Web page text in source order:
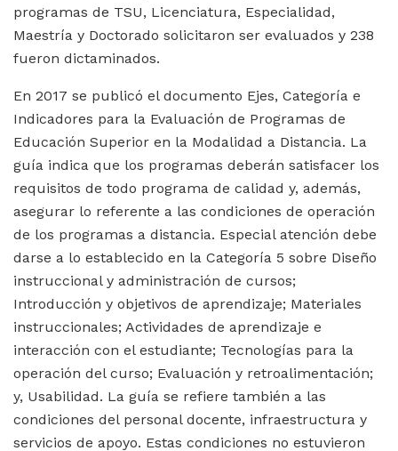
programas de TSU, Licenciatura, Especialidad,
Maestría y Doctorado solicitaron ser evaluados y 238
fueron dictaminados.
En 2017 se publicó el documento Ejes, Categoría e
Indicadores para la Evaluación de Programas de
Educación Superior en la Modalidad a Distancia. La
guía indica que los programas deberán satisfacer los
requisitos de todo programa de calidad y, además,
asegurar lo referente a las condiciones de operación
de los programas a distancia. Especial atención debe
darse a lo establecido en la Categoría 5 sobre Diseño
instruccional y administración de cursos;
Introducción y objetivos de aprendizaje; Materiales
instruccionales; Actividades de aprendizaje e
interacción con el estudiante; Tecnologías para la
operación del curso; Evaluación y retroalimentación;
y, Usabilidad. La guía se refiere también a las
condiciones del personal docente, infraestructura y
servicios de apoyo. Estas condiciones no estuvieron